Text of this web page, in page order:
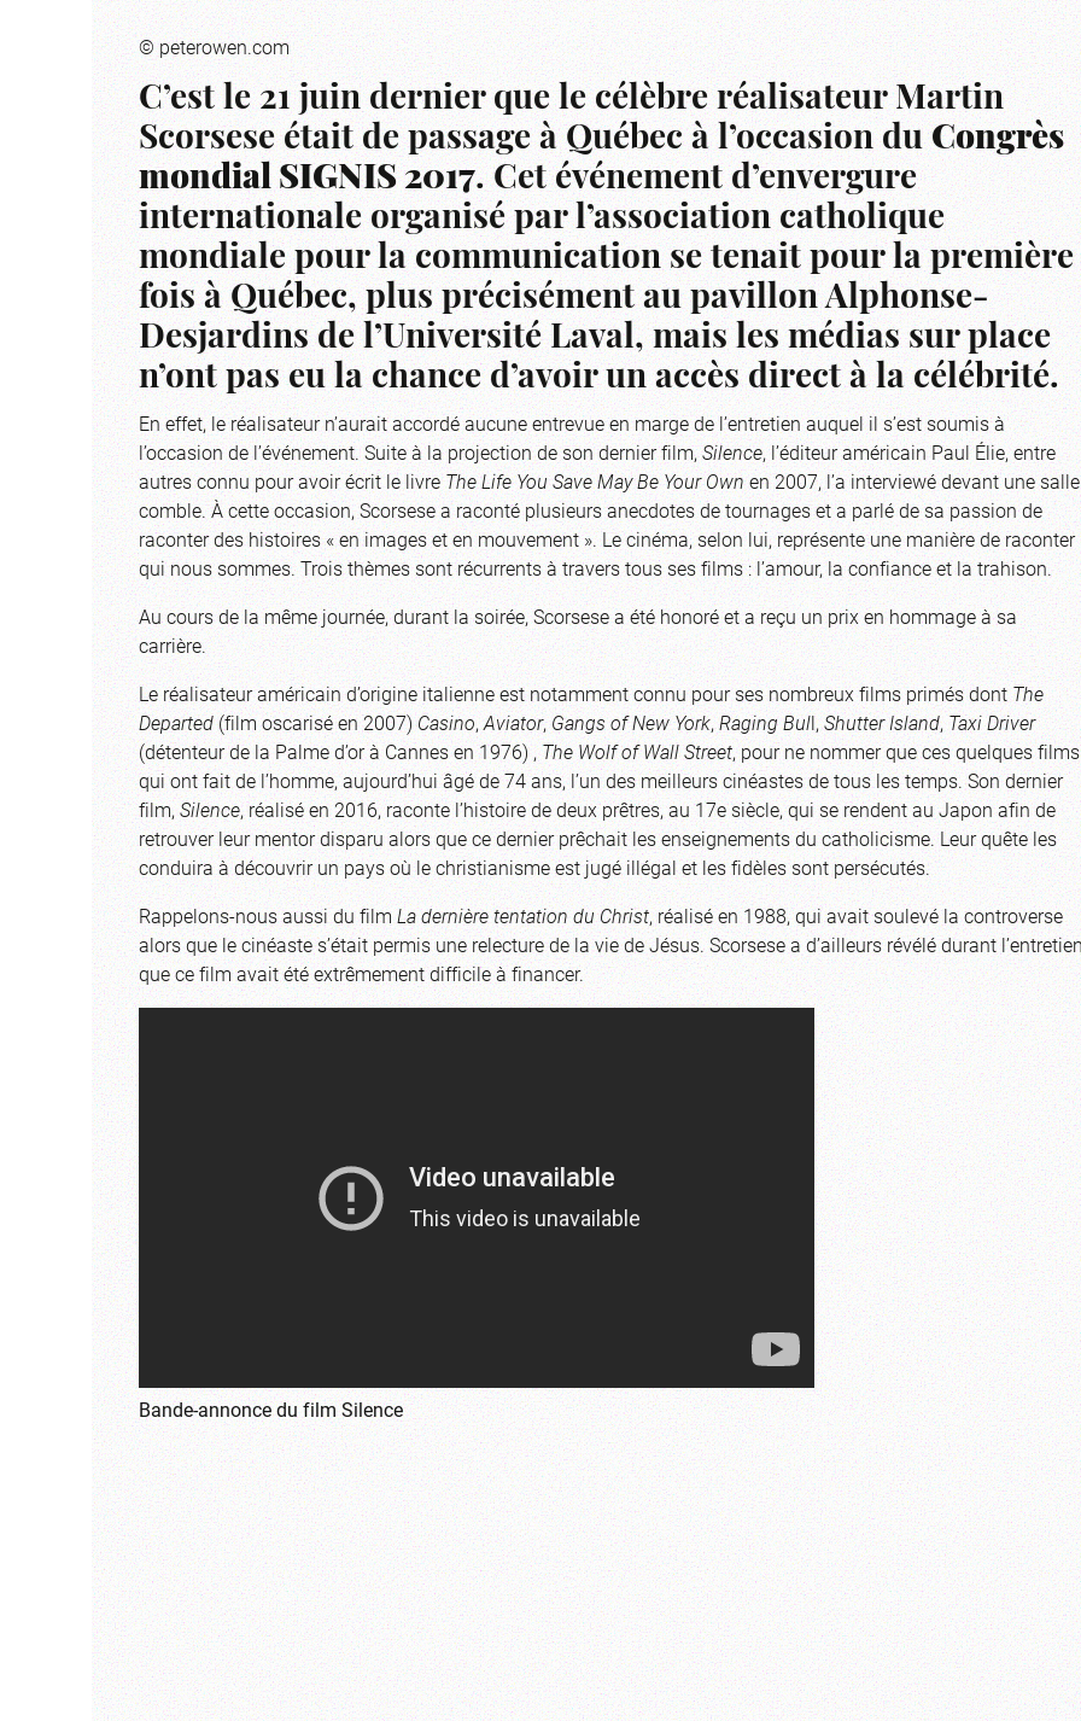
© peterowen.com
C’est le 21 juin dernier que le célèbre réalisateur Martin
Scorsese était de passage à Québec à l’occasion duCongrès
mondial SIGNIS 2017. Cet événement d’envergure
internationale organisé par l’association catholique
mondiale pour la communication se tenait pour la première
fois à Québec, plus précisément au pavillon Alphonse-
Desjardins de l’Université Laval, mais les médias sur place
n’ont pas eu la chance d’avoir un accès direct à la célébrité.
En effet, le réalisateur n’aurait accordé aucune entrevue en marge de l’entretien auquel il s’est soumis à
l’occasion de l’événement. Suite à la projection de son dernier film,Silence, l’éditeur américain Paul Élie, entre
autres connu pour avoir écrit le livreThe Life You Save May Be Your Ownen 2007, l’a interviewé devant une salle
comble. À cette occasion, Scorsese a raconté plusieurs anecdotes de tournages et a parlé de sa passion de
raconter des histoires « en images et en mouvement ». Le cinéma, selon lui, représente une manière de raconter
qui nous sommes. Trois thèmes sont récurrents à travers tous ses films : l’amour, la confiance et la trahison.
Au cours de la même journée, durant la soirée, Scorsese a été honoré et a reçu un prix en hommage à sa
carrière.
Le réalisateur américain d’origine italienne est notamment connu pour ses nombreux films primés dontThe
Departed(film oscarisé en 2007)Casino,Aviator,Gangs of New York,Raging Bull,Shutter Island,Taxi Driver
(détenteur de la Palme d’or à Cannes en 1976) ,The Wolf of Wall Street, pour ne nommer que ces quelques films
qui ont fait de l’homme, aujourd’hui âgé de 74 ans, l’un des meilleurs cinéastes de tous les temps. Son dernier
film, Silence, réalisé en 2016, raconte l’histoire de deux prêtres, au 17e siècle, qui se rendent au Japon afin de
retrouver leur mentor disparu alors que ce dernier prêchait les enseignements du catholicisme. Leur quête les
conduira à découvrir un pays où le christianisme est jugé illégal et les fidèles sont persécutés.
Rappelons-nous aussi du filmLa dernière tentation du Christ, réalisé en 1988, qui avait soulevé la controverse
alors que le cinéaste s’était permis une relecture de la vie de Jésus. Scorsese a d’ailleurs révélé durant
que ce film avait été extrêmement difficile à financer.
Bande-annonce du film Silence